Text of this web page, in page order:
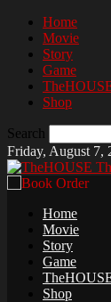
Home
Movie
Story
Game
Shop
Search
Friday, August 7,
Home
Movie
Story
Game
Shop